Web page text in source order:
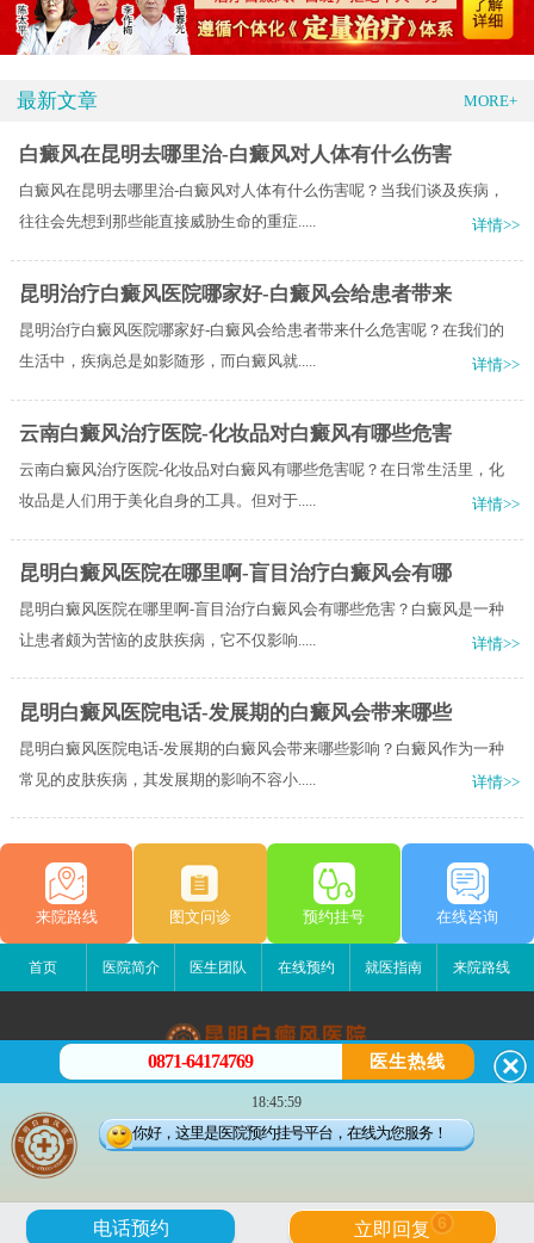
最新文章 MORE+
白癜风在昆明去哪里治-白癜风对人体有什么伤害
白癜风在昆明去哪里治-白癜风对人体有什么伤害呢？当我们谈及疾病，
往往会先想到那些能直接威胁生命的重症.....
详情>>
昆明治疗白癜风医院哪家好-白癜风会给患者带来
昆明治疗白癜风医院哪家好-白癜风会给患者带来什么危害呢？在我们的
生活中，疾病总是如影随形，而白癜风就.....
详情>>
云南白癜风治疗医院-化妆品对白癜风有哪些危害
云南白癜风治疗医院-化妆品对白癜风有哪些危害呢？在日常生活里，化
妆品是人们用于美化自身的工具。但对于.....
详情>>
昆明白癜风医院在哪里啊-盲目治疗白癜风会有哪
昆明白癜风医院在哪里啊-盲目治疗白癜风会有哪些危害？白癜风是一种
让患者颇为苦恼的皮肤疾病，它不仅影响.....
详情>>
昆明白癜风医院电话-发展期的白癜风会带来哪些
昆明白癜风医院电话-发展期的白癜风会带来哪些影响？白癜风作为一种
常见的皮肤疾病，其发展期的影响不容小.....
详情>>
来院路线 图文问诊 预约挂号 在线咨询
首页 医院简介 医生团队 在线预约 就医指南 来院路线
昆明白癜风医院
昆明市五华区护国路2号
版权所有：昆明白癜风医院
滇公安备 53010202000563号
0871-64174769 医生热线
18:45:59
你好，这里是医院预约挂号平台，在线为您服务！
电话预约 立即回复 6